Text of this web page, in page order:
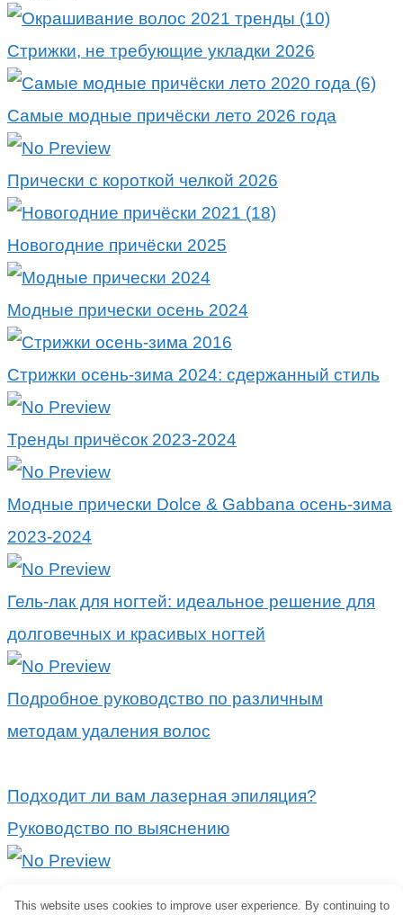
Стрижки, не требующие укладки 2026
Самые модные причёски лето 2026 года
Прически с короткой челкой 2026
Новогодние причёски 2025
Модные прически осень 2024
Стрижки осень-зима 2024: сдержанный стиль
Тренды причёсок 2023-2024
Модные прически Dolce & Gabbana осень-зима
2023-2024
Гель-лак для ногтей: идеальное решение для
долговечных и красивых ногтей
Подробное руководство по различным
методам удаления волос
Подходит ли вам лазерная эпиляция?
Руководство по выяснению
This website uses cookies to improve user experience. By continuing to